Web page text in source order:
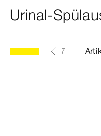
Urinal-
Modell 8580.27